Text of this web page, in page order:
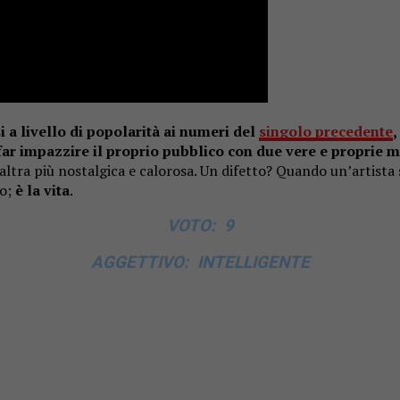
a livello di popolarità ai numeri del singolo precedente,
impazzire il proprio pubblico con due vere e proprie
più nostalgica e calorosa. Un difetto? Quando
è la vita.
VOTO: 9
AGGETTIVO: INTELLIGENTE